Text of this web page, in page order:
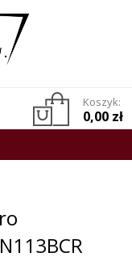
Koszyk:
0,00 zł